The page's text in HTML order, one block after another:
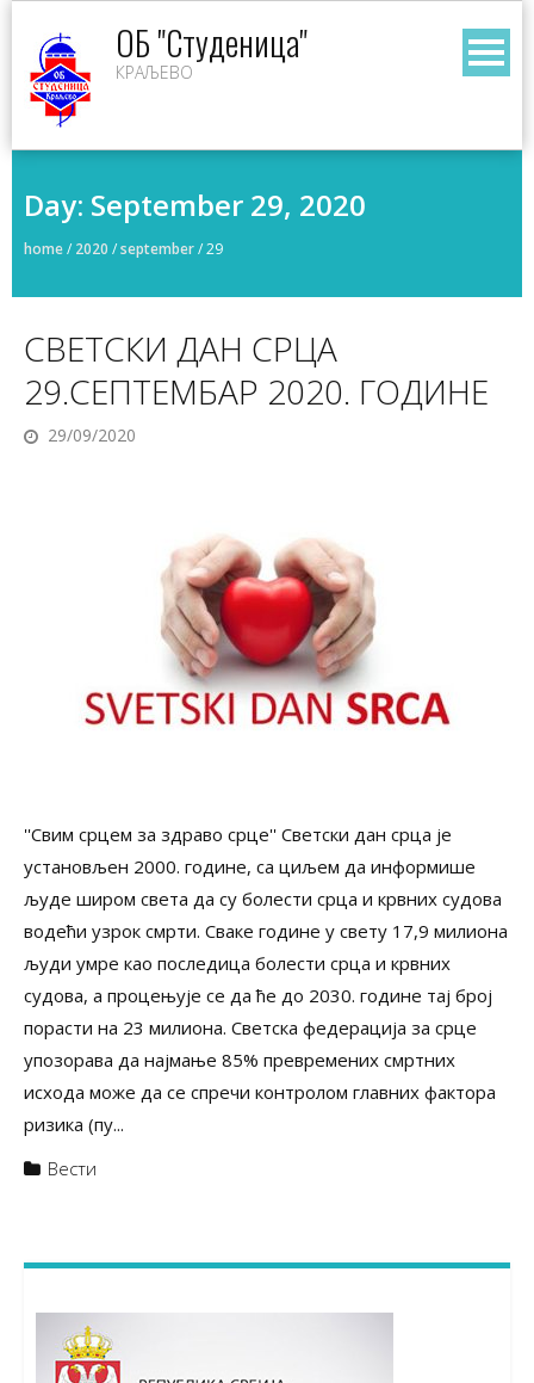
content
ОБ "Студеница"
КРАЉЕВО
Day: September 29, 2020
home/ 2020 /september/29
СВЕТСКИ ДАН СРЦА
29.СЕПТЕМБАР 2020. ГОДИНЕ
29/09/2020
''Свим срцем за здраво срце'' Светски дан срца је
установљен 2000. године, са циљем да информише
људе широм света да су болести срца и крвних судова
водећи узрок смрти. Сваке године у свету 17,9 милиона
људи умре као последица болести срца и крвних
судова, а процењује се да ће до 2030. године тај број
порасти на 23 милиона. Светска федерација за срце
упозорава да најмање 85% превремених смртних
исхода може да се спречи контролом главних фактора
ризика (пу...
Вести